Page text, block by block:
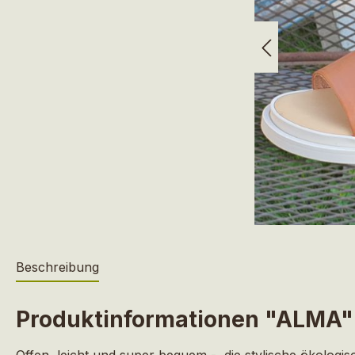
Beschreibung
Produktinformationen "ALMA"